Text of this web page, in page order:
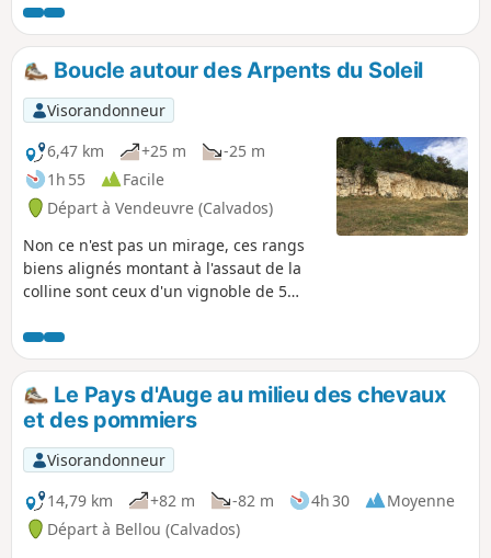
historiques). Vous passerez sur la Monne, vous apercevrez
des herbages à pommiers, des propriétés en colombages
avant de remonter un sentier bucolique et creux
Boucle autour des Arpents du Soleil
Visorandonneur
6,47 km
+25 m
-25 m
1h 55
Facile
Départ à Vendeuvre (Calvados)
Non ce n'est pas un mirage, ces rangs
biens alignés montant à l'assaut de la
colline sont ceux d'un vignoble de 5
renaissance date de 1995, donneront à
votre randonnée un air insolite et des
accents méridionaux.
Le Pays d'Auge au milieu des chevaux
et des pommiers
Visorandonneur
14,79 km
+82 m -82 m 4h 30
Moyenne
Départ à Bellou (Calvados)